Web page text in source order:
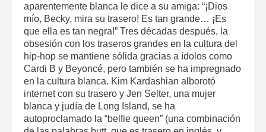
aparentemente blanca le dice a su amiga: “¡Dios
mío, Becky, mira su trasero! Es tan grande… ¡Es
que ella es tan negra!” Tres décadas después, la
obsesión con los traseros grandes en la cultura del
hip-hop se mantiene sólida gracias a ídolos como
Cardi B y Beyoncé, pero también se ha impregnado
en la cultura blanca. Kim Kardashian alborotó
internet con su trasero y Jen Selter, una mujer
blanca y judía de Long Island, se ha
autoproclamado la “belfie queen” (una combinación